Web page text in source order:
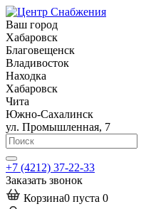
Ваш город
Хабаровск
Благовещенск
Владивосток
Находка
Хабаровск
Чита
Южно-Сахалинск
ул. Промышленная, 7
+7 (4212) 37-22-33
Заказать звонок
Корзина0 пуста 0